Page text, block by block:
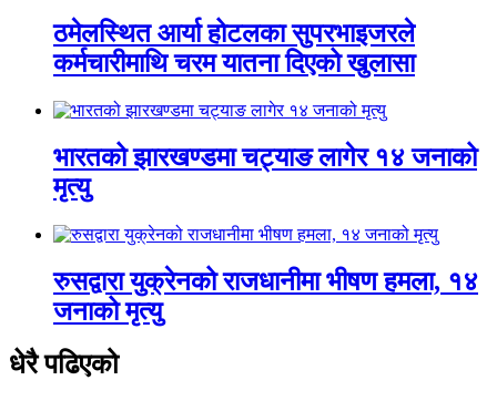
ठमेलस्थित आर्या होटलका सुपरभाइजरले
कर्मचारीमाथि चरम यातना दिएको खुलासा
भारतको झारखण्डमा चट्याङ लागेर १४ जनाको
मृत्यु
रुसद्वारा युक्रेनको राजधानीमा भीषण हमला, १४
जनाको मृत्यु
धेरै पढिएको